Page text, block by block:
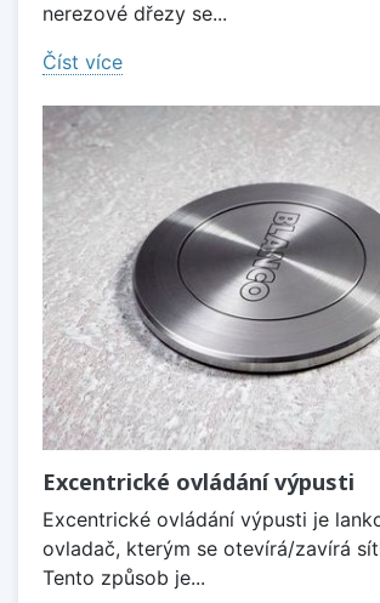
nerezové dřezy se...
Číst více
Excentrické ovládání výpusti
Excentrické ovládání výpusti je
ovladač, kterým se otevírá/zavírá
Tento způsob je...